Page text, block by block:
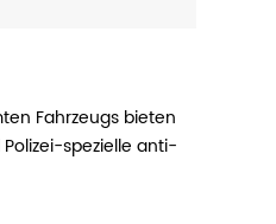
Fahrzeugs bieten
spezielle anti-